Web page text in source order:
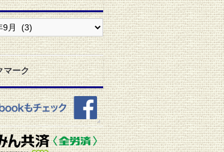
マーク